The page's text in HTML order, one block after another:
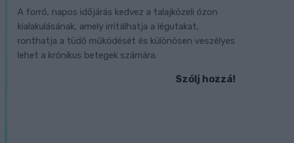
A forró, napos időjárás kedvez a talajközeli ózon
kialakulásának, amely irritálhatja a légutakat,
ronthatja a tüdő működését és különösen veszélyes
lehet a krónikus betegek számára.
Szólj hozzá!